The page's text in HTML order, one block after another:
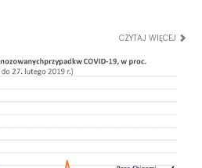
CZYTAJ WIĘCEJ